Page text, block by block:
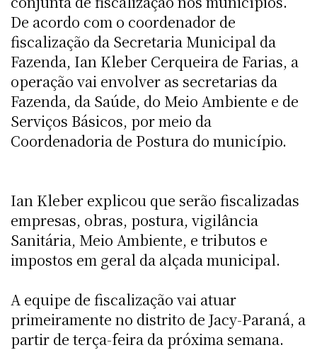
De acordo com o coordenador de
fiscalização da Secretaria Municipal da
Fazenda, Ian Kleber Cerqueira de Farias, a
operação vai envolver as secretarias da
Fazenda, da Saúde, do Meio Ambiente e de
Serviços Básicos, por meio da
Coordenadoria de Postura do município.
Ian Kleber explicou que serão fiscalizadas
empresas, obras, postura, vigilância
Sanitária, Meio Ambiente, e tributos e
impostos em geral da alçada municipal.
A equipe de fiscalização vai atuar
primeiramente no distrito de Jacy-Paraná, a
partir de terça-feira da próxima semana.